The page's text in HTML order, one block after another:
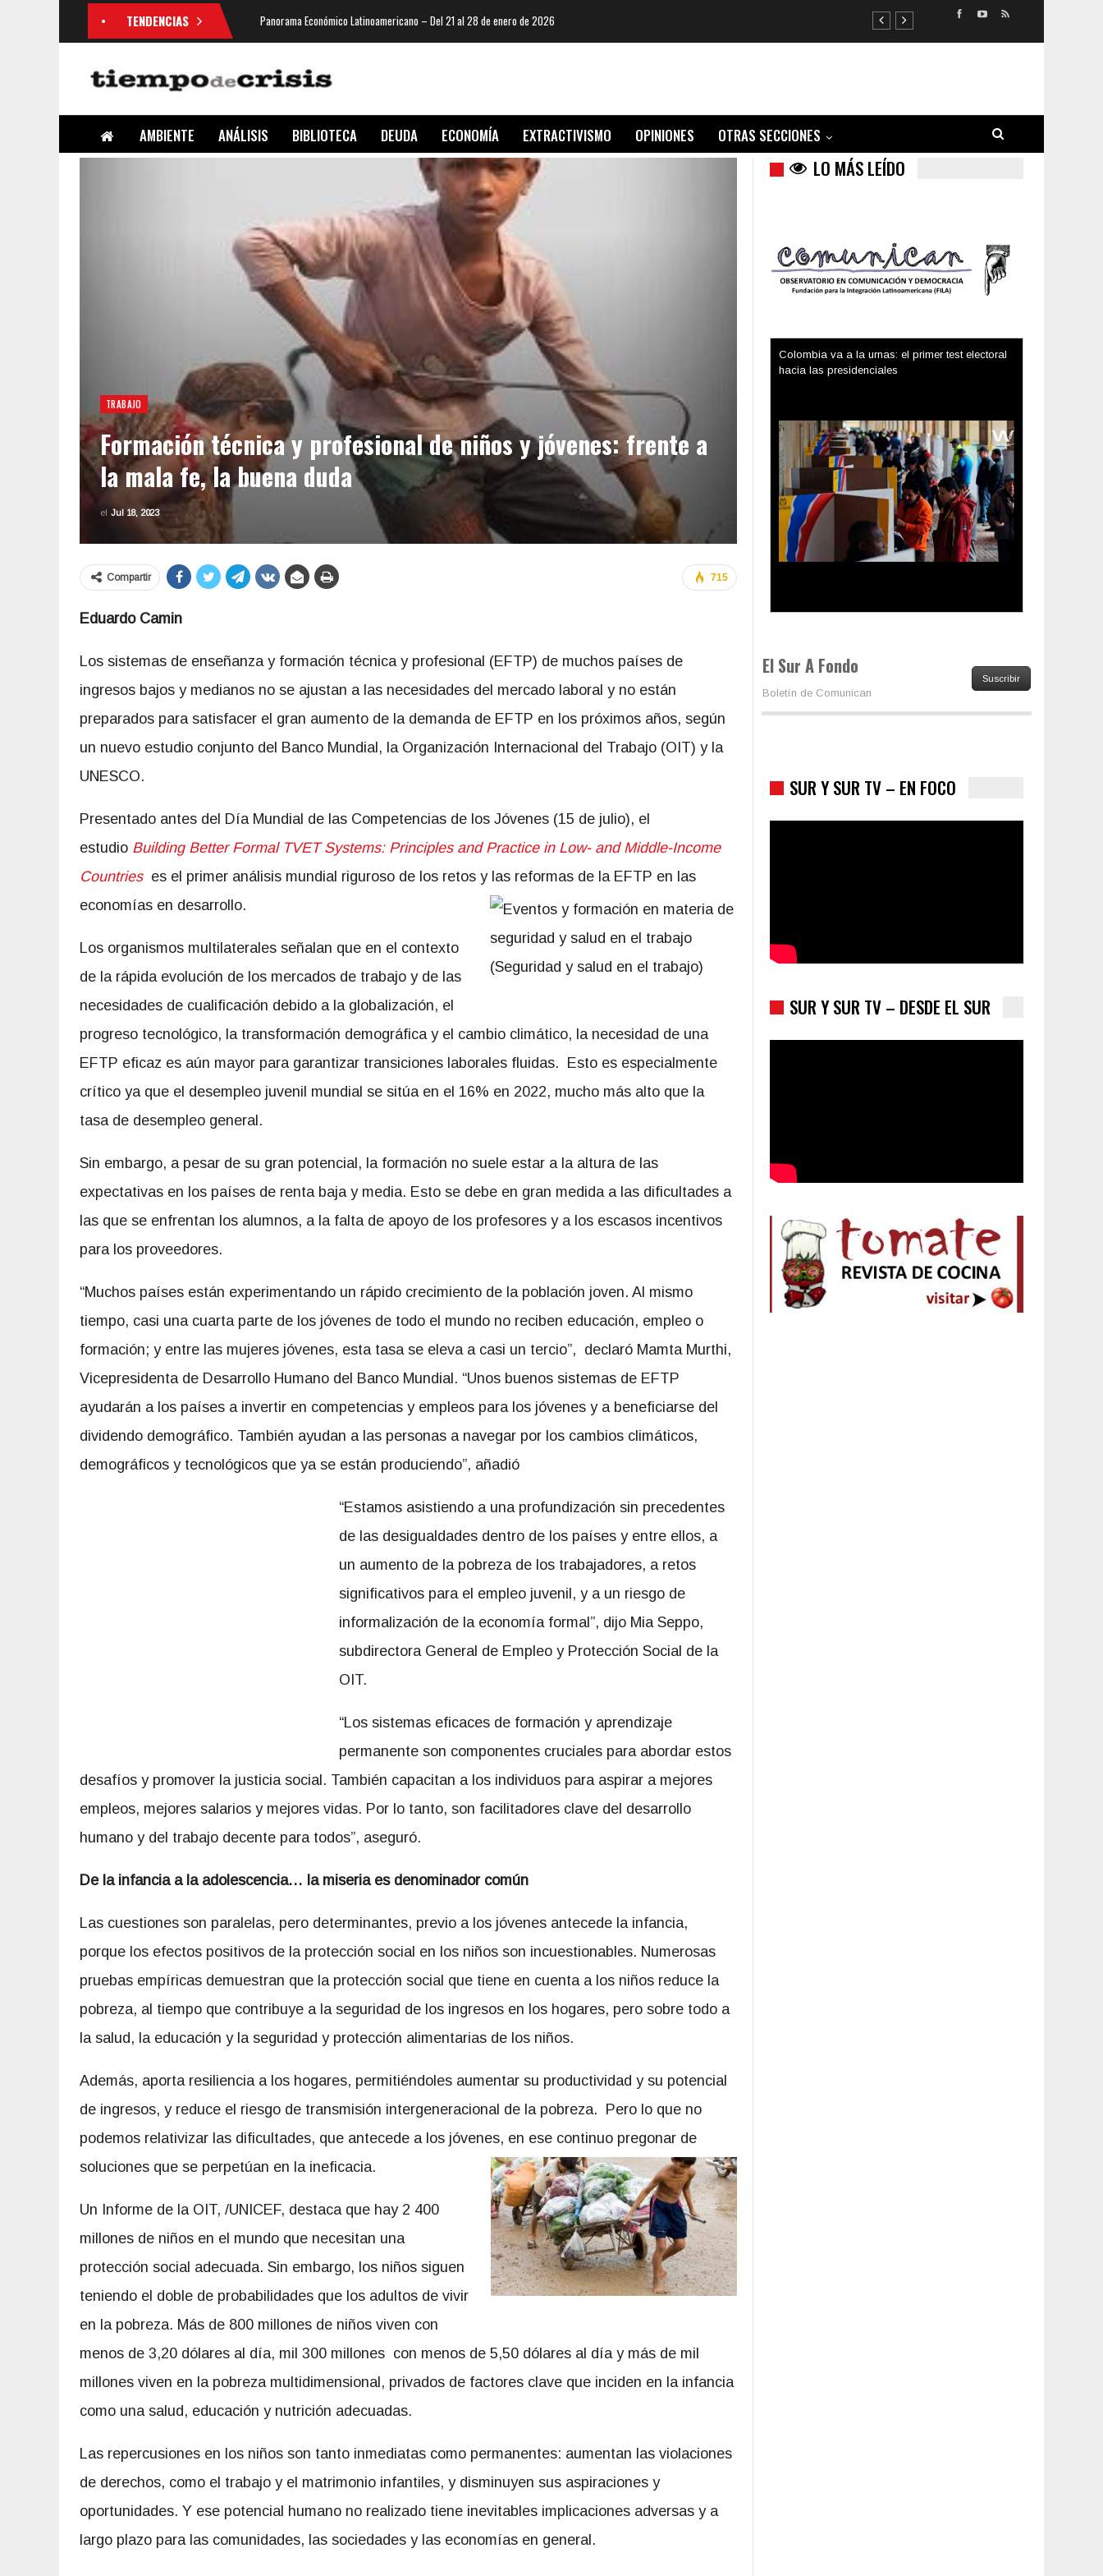
TENDENCIAS Panorama Económico Latinoamericano – Del 21 al 28 de enero de 2026
AMBIENTE ANÁLISIS BIBLIOTECA DEUDA ECONOMÍA EXTRACTIVISMO OPINIONES OTRAS SECCIONES
TRABAJO
Formación técnica y profesional de niños y jóvenes: frente a
la mala fe, la buena duda
el Jul 18, 2023
715
Compartir
Eduardo Camin
Los sistemas de enseñanza y formación técnica y profesional (EFTP) de muchos países de
ingresos bajos y medianos no se ajustan a las necesidades del mercado laboral y no están
preparados para satisfacer el gran aumento de la demanda de EFTP en los próximos años, según
un nuevo estudio conjunto del Banco Mundial, la Organización Internacional del Trabajo (OIT) y la
UNESCO.
Presentado antes del Día Mundial de las Competencias de los Jóvenes (15 de julio), el
estudio Building Better Formal TVET Systems: Principles and Practice in Low- and Middle-Income
Countries es el primer análisis mundial riguroso de los retos y las reformas de la EFTP en las
economías en desarrollo.
Los organismos multilaterales señalan que en el contexto
de la rápida evolución de los mercados de trabajo y de las
necesidades de cualificación debido a la globalización, el
progreso tecnológico, la transformación demográfica y el cambio climático, la necesidad de una
EFTP eficaz es aún mayor para garantizar transiciones laborales fluidas. Esto es especialmente
crítico ya que el desempleo juvenil mundial se sitúa en el 16% en 2022, mucho más alto que la
tasa de desempleo general.
Sin embargo, a pesar de su gran potencial, la formación no suele estar a la altura de las
expectativas en los países de renta baja y media. Esto se debe en gran medida a las dificultades a
las que se enfrentan los alumnos, a la falta de apoyo de los profesores y a los escasos incentivos
para los proveedores.
“Muchos países están experimentando un rápido crecimiento de la población joven. Al mismo
tiempo, casi una cuarta parte de los jóvenes de todo el mundo no reciben educación, empleo o
formación; y entre las mujeres jóvenes, esta tasa se eleva a casi un tercio”, declaró Mamta Murthi,
Vicepresidenta de Desarrollo Humano del Banco Mundial. “Unos buenos sistemas de EFTP
ayudarán a los países a invertir en competencias y empleos para los jóvenes y a beneficiarse del
dividendo demográfico. También ayudan a las personas a navegar por los cambios climáticos,
demográficos y tecnológicos que ya se están produciendo”, añadió
“Estamos asistiendo a una profundización sin precedentes
de las desigualdades dentro de los países y entre ellos, a
un aumento de la pobreza de los trabajadores, a retos
significativos para el empleo juvenil, y a un riesgo de
informalización de la economía formal”, dijo Mia Seppo,
subdirectora General de Empleo y Protección Social de la
OIT.
“Los sistemas eficaces de formación y aprendizaje
permanente son componentes cruciales para abordar estos
desafíos y promover la justicia social. También capacitan a los individuos para aspirar a mejores
empleos, mejores salarios y mejores vidas. Por lo tanto, son facilitadores clave del desarrollo
humano y del trabajo decente para todos”, aseguró.
De la infancia a la adolescencia… la miseria esdenominador común
Las cuestiones son paralelas, pero determinantes, previo a los jóvenes antecede la infancia,
porque los efectos positivos de la protección social en los niños son incuestionables. Numerosas
pruebas empíricas demuestran que la protección social que tiene en cuenta a los niños reduce la
pobreza, al tiempo que contribuye a la seguridad de los ingresos en los hogares, pero sobre todo a
la salud, la educación y la seguridad y protección alimentarias de los niños.
Además, aporta resiliencia a los hogares, permitiéndoles aumentar su productividad y su potencial
de ingresos, y reduce el riesgo de transmisión intergeneracional de la pobreza. Pero lo que no
podemos relativizar las dificultades, que antecede a los jóvenes, en ese continuo pregonar de
soluciones que se perpetúan en la ineficacia.
Un Informe de la OIT, /UNICEF, destaca que hay 2 400
millones de niños en el mundo que necesitan una
protección social adecuada. Sin embargo, los niños siguen
teniendo el doble de probabilidades que los adultos de vivir
en la pobreza. Más de 800 millones de niños viven con
menos de 3,20 dólares al día, mil 300 millones con menos de 5,50 dólares al día y más de mil
millones viven en la pobreza multidimensional, privados de factores clave que inciden en la infancia
como una salud, educación y nutrición adecuadas.
Las repercusiones en los niños son tanto inmediatas como permanentes: aumentan las violaciones
de derechos, como el trabajo y el matrimonio infantiles, y disminuyen sus aspiraciones y
oportunidades. Y ese potencial humano no realizado tiene inevitables implicaciones adversas y a
largo plazo para las comunidades, las sociedades y las economías en general.
LO MÁS LEÍDO
Trump y las drogas: la viga en los propios ojos
Los latinos le van dando la espalda a Trump
El Sur A Fondo
Boletín de Comunican
Suscribir
SUR Y SUR TV – EN FOCO
SUR Y SUR TV – DESDE EL SUR